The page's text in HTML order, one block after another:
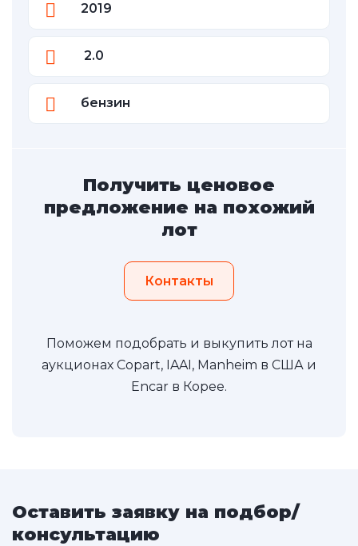
2019
2.0
бензин
Получить ценовое
предложение на похожий
лот
Контакты
Поможем подобрать и выкупить лот на
аукционах Copart, IAAI, Manheim в США и
Encar в Корее.
Оставить заявку на подбор/
консультацию